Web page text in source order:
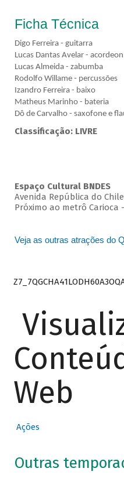
Ficha Técnica
Digo Ferreira - guitarra
Lucas Dantas Avelar -
Lucas Almeida - zabumba
Rodolfo Willame - percussões
Izandro Ferreira - baixo
Matheus Marinho - bateria
Dô de Carvalho - saxofone e
Classificação: LIVRE
Espaço Cultural BNDES
Avenida República do
Próximo ao metrô Carioca
Veja as outras atrações do
Web
Ações
Outras